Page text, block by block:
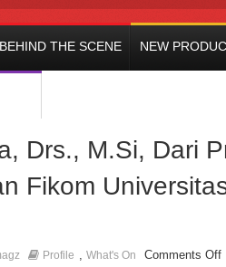
BEHIND THE SCENE NEW
Drs., M.Si, Dari
Fikom
Profile , What's On Comments Off